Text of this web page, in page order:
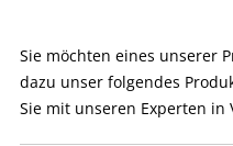
Sie möchten eines unserer
dazu unser folgendes
Sie mit unseren Experten in